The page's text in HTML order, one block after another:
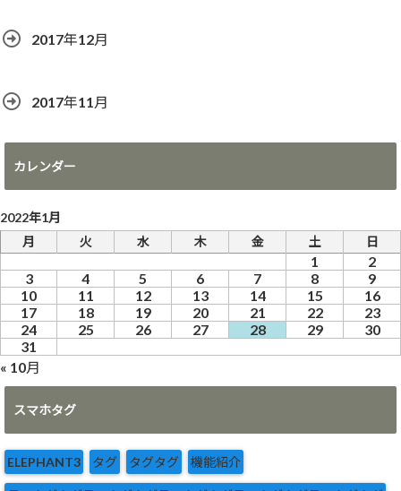
2017年12月
2017年11月
カレンダー
2022年1月
月
火 水 木 金 土 日
1
2
3
4 5 6 7 8
9
10
11 12 13 14 15
16
17
18 19 20 21 22
23
24
25 26 27 28 29
30
31
« 10月
スマホタグ
ELEPHANT3 タグ タグタグ 機能紹介